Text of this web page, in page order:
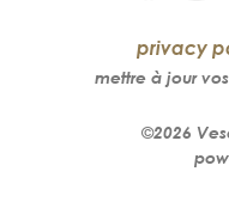
privacy
mettre à jour
©2026